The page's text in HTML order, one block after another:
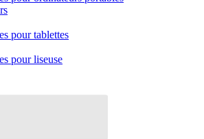
pour tablettes
pour liseuse